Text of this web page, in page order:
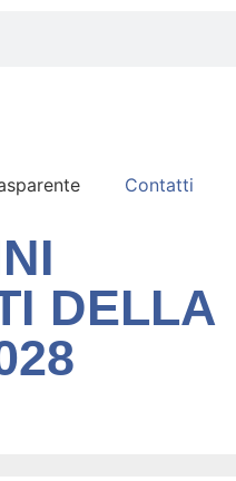
Contatti
DELLA